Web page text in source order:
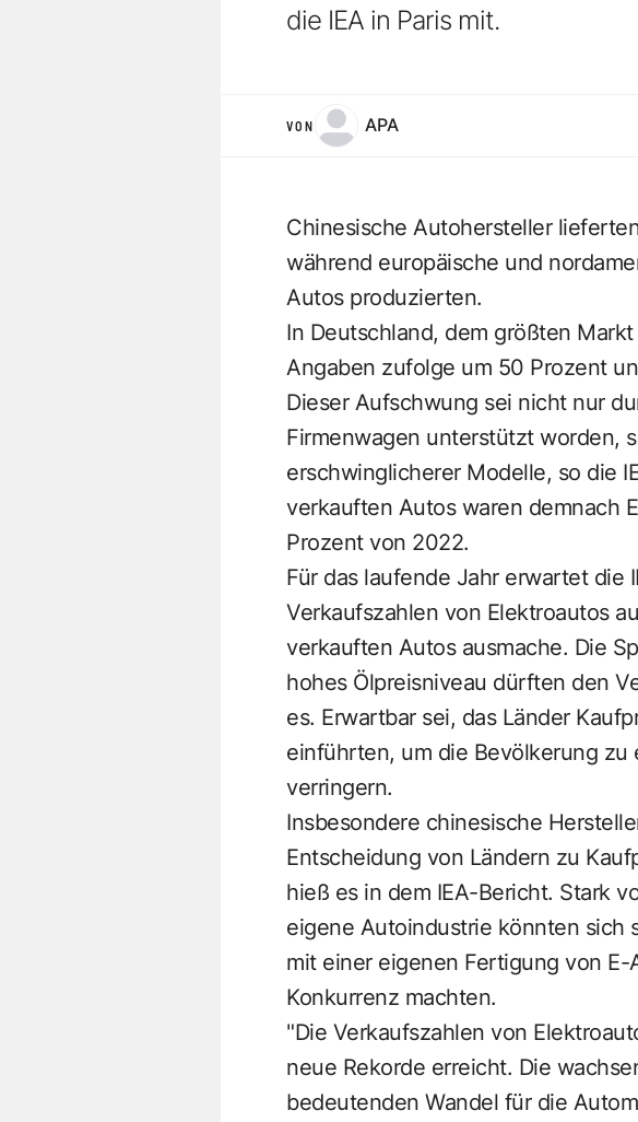
die IEA in Paris mit.
VON APA
Chinesische Autohersteller
während europäische und
Autos produzierten.
In Deutschland, dem größten
Angaben zufolge um 50 Prozent
Dieser Aufschwung sei nicht nur
Firmenwagen unterstützt worden,
erschwinglicherer Modelle, so die
verkauften Autos waren demnach
Prozent von 2022.
Für das laufende Jahr erwartet
Verkaufszahlen von Elektroautos
verkauften Autos ausmache. Die
hohes Ölpreisniveau dürften den
es. Erwartbar sei, das Länder
einführten, um die Bevölkerung
verringern.
Insbesondere chinesische
Entscheidung von Ländern zu
hieß es in dem IEA-Bericht. Stark
eigene Autoindustrie könnten sich
mit einer eigenen Fertigung von
Konkurrenz machten.
"Die Verkaufszahlen von
neue Rekorde erreicht. Die
bedeutenden Wandel für die